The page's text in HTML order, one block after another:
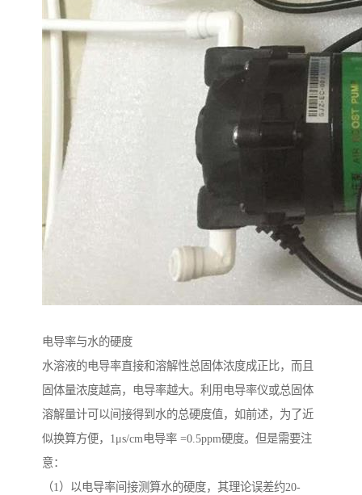
电导率与水的硬度
水溶液的电导率直接和溶解性总固体浓度成正比，而且
固体量浓度越高，电导率越大。利用电导率仪或总固体
溶解量计可以间接得到水的总硬度值，如前述，为了近
似换算方便，1μs/cm电导率 =0.5ppm硬度。但是需要注
意：
（1）以电导率间接测算水的硬度，其理论误差约20-